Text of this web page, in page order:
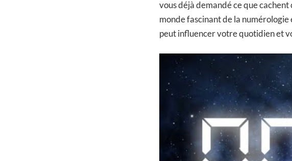
vous déjà demandé ce que
monde fascinant de la
peut influencer votre quotidien et